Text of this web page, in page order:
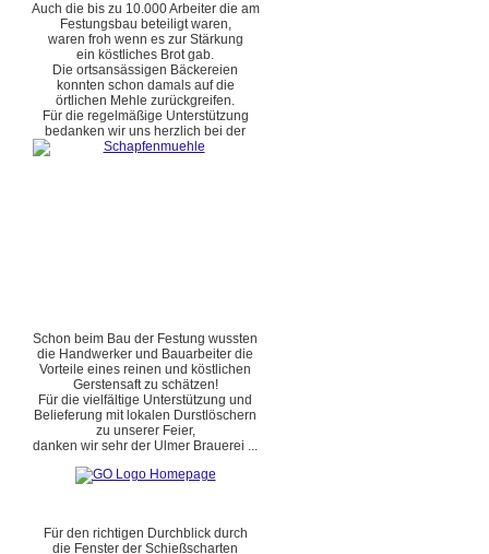
Auch die bis zu 10.000 Arbeiter die am
Festungsbau beteiligt waren,
waren froh wenn es zur Stärkung
ein köstliches Brot gab.
Die ortsansässigen Bäckereien
konnten schon damals auf die
örtlichen Mehle zurückgreifen.
Für die regelmäßige Unterstützung
bedanken wir uns herzlich bei der
Schon beim Bau der Festung wussten
die Handwerker und Bauarbeiter die
Vorteile eines reinen und köstlichen
Gerstensaft zu schätzen!
Für die vielfältige Unterstützung und
Belieferung mit lokalen Durstlöschern
zu unserer Feier,
danken wir sehr der Ulmer Brauerei ...
Für den richtigen Durchblick durch
die Fenster der Schießscharten